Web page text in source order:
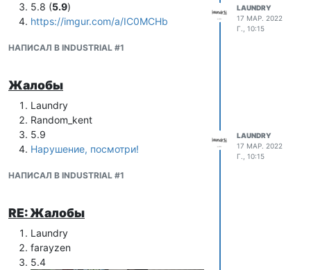
5.8 (5.9)
https://imgur.com/a/IC0MCHb
НАПИСАЛ В INDUSTRIAL #1
LAUNDRY
17 МАР. 2022
Г., 10:15
Жалобы
Laundry
Random_kent
5.9
Нарушение, посмотри!
НАПИСАЛ В INDUSTRIAL #1
LAUNDRY
17 МАР. 2022
Г., 10:15
RE: Жалобы
Laundry
farayzen
5.4